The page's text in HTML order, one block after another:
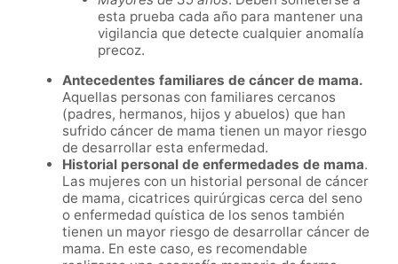
esta prueba cada año para mantener una
vigilancia que detecte cualquier anomalía
precoz.
Antecedentes familiares de cáncer de mama.
Aquellas personas con familiares cercanos
(padres, hermanos, hijos y abuelos) que han
sufrido cáncer de mama tienen un mayor riesgo
de desarrollar esta enfermedad.
Historial personal de enfermedades de mama.
Las mujeres con un historial personal de cáncer
de mama, cicatrices quirúrgicas cerca del seno
o enfermedad quística de los senos también
tienen un mayor riesgo de desarrollar cáncer de
mama. En este caso, es recomendable